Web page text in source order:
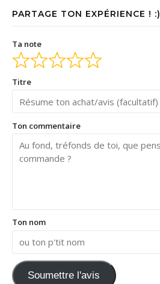
PARTAGE TON EXPÉRIENCE ! :)
Ta note
Titre
Ton commentaire
Ton nom
Soumettre l'avis